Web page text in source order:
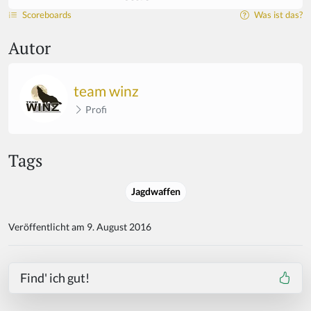
Scoreboards Was ist das?
Autor
team winz
Profi
Tags
Jagdwaffen
Veröffentlicht am 9. August 2016
Find' ich gut!